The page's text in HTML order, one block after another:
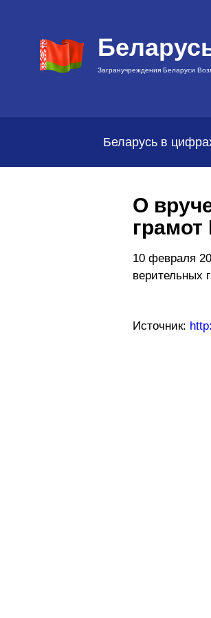
Загранучреждения Беларуси
Беларусь в
О
10 февраля
верительных
Источник: